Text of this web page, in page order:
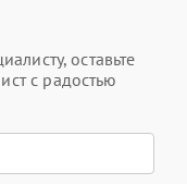
оставьте
с радостью